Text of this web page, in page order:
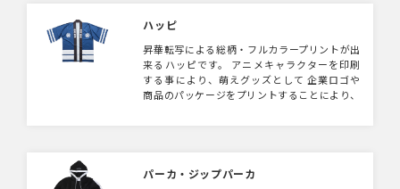
ハッピ
昇華転写による総柄・フルカラープリントが出
来るハッピです。 アニメキャラクターを印刷
する事により、萌えグッズとして 企業ロゴや
商品のパッケージをプリントすることにより、
パーカ・ジップパーカ